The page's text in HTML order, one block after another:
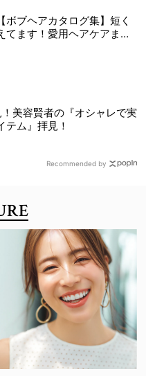
ボブヘアカタログ集】短く
てます！愛用ヘアケアまで
美容賢者の『オシャレで実
テム』拝見！
Recommended by